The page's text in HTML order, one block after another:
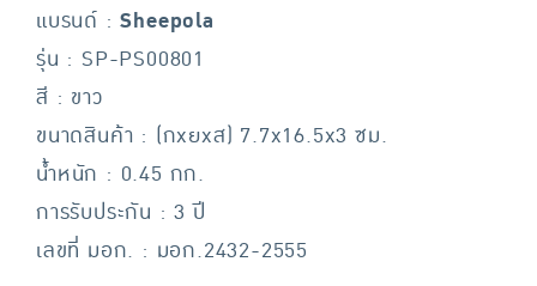
แบรนด์ :Sheepola
รุ่น : SP-PS00801
สี : ขาว
ขนาดสินค้า : (กxยxส) 7.7x16.5x3 ซม.
น้ำหนัก : 0.45 กก.
การรับประกัน : 3 ปี
เลขที่ มอก. : มอก.2432-2555